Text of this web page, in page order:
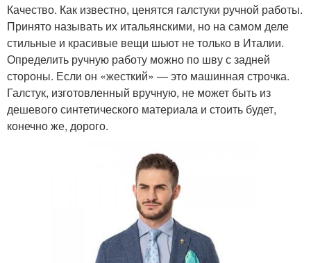
Качество. Как известно, ценятся галстуки ручной работы.
Принято называть их итальянскими, но на самом деле
стильные и красивые вещи шьют не только в Италии.
Определить ручную работу можно по шву с задней
стороны. Если он «жесткий» — это машинная строчка.
Галстук, изготовленный вручную, не может быть из
дешевого синтетического материала и стоить будет,
конечно же, дорого.